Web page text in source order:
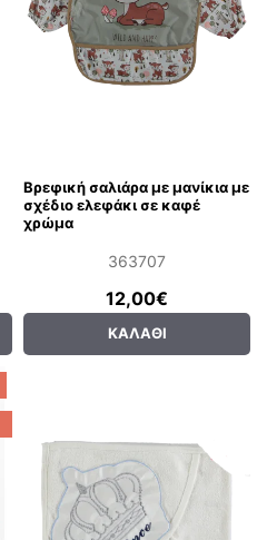
Βρεφική σαλιάρα με μανίκια με
σχέδιο ελεφάκι σε καφέ
χρώμα
363707
12,00€
ΚΑΛΆΘΙ